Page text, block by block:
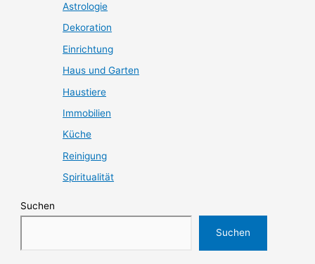
Astrologie
Dekoration
Einrichtung
Haus und Garten
Haustiere
Immobilien
Küche
Reinigung
Spiritualität
Suchen
Suchen